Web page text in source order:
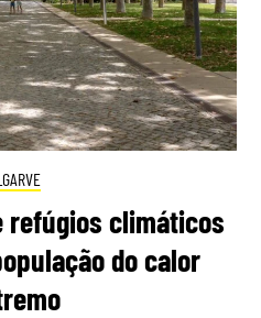
refúgios climáticos
do calor